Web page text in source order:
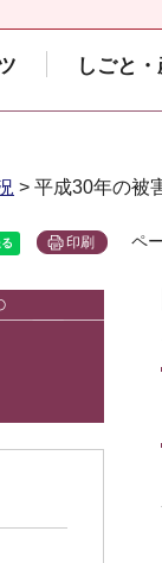
しごと
> 平成30年の被
印刷 ペ